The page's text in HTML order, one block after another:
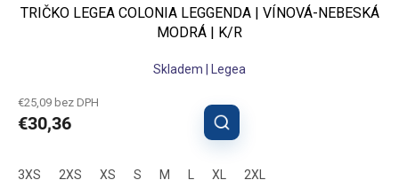
TRIČKO LEGEA COLONIA LEGGENDA | VÍNOVÁ-NEBESKÁ
MODRÁ | K/R
Skladem | Legea
€25,09 bez DPH
€30,36
3XS 2XS XS S M XL 2XL